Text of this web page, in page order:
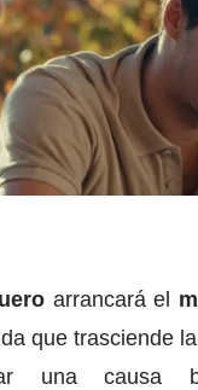
arrancará el
que trasciende
una causa